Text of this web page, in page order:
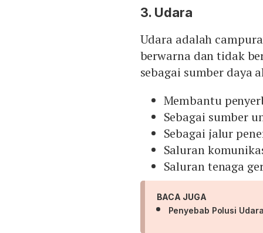
3. Udara
Udara adalah
berwarna dan tidak
sebagai sumber daya
Membantu
Sebagai sumber
Sebagai jalur
Saluran
Saluran tenaga
BACA JUGA
Penyebab Polusi